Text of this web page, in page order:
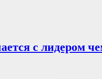
с лидером